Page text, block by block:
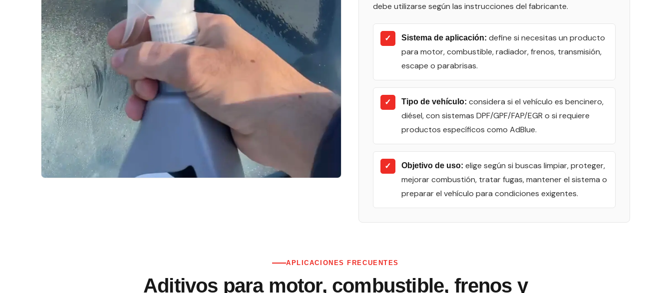
debe utilizarse según las instrucciones del fabricante.
✓ Sistema de aplicación: define si necesitas un producto
para motor, combustible, radiador, frenos, transmisión,
escape o parabrisas.
✓ Tipo de vehículo: considera si el vehículo es bencinero,
diésel, con sistemas DPF/GPF/FAP/EGR o si requiere
productos específicos como AdBlue.
✓ Objetivo de uso: elige según si buscas limpiar, proteger,
mejorar combustión, tratar fugas, mantener el sistema o
preparar el vehículo para condiciones exigentes.
APLICACIONES FRECUENTES
Aditivos para motor, combustible, frenos y